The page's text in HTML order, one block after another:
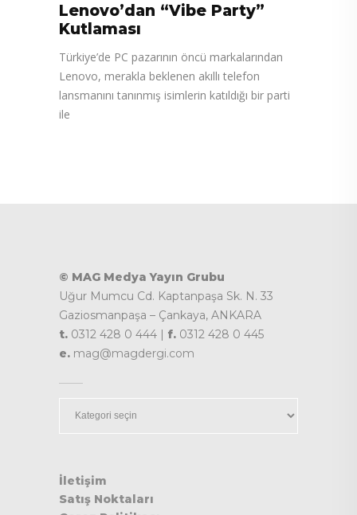
Lenovo’dan “Vibe Party”
Kutlaması
Türkiye’de PC pazarının öncü markalarından
Lenovo, merakla beklenen akıllı telefon
lansmanını tanınmış isimlerin katıldığı bir parti
ile
© MAG Medya Yayın Grubu
Uğur Mumcu Cd. Kaptanpaşa Sk. N. 33
Gaziosmanpaşa – Çankaya, ANKARA
t. 0312 428 0 444 | f. 0312 428 0 445
e. mag@magdergi.com
İletişim
Satış Noktaları